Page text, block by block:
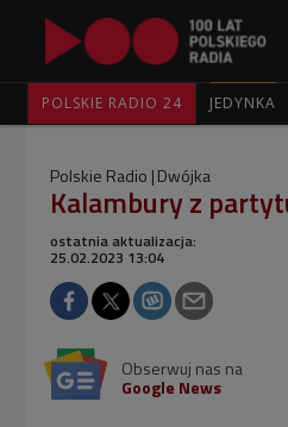
POLSKIE RADIO 24 JEDYNKA
Polskie Radio Dwójka
Kalambury z
ostatnia aktualizacja:
25.02.2023 13:04
Obserwuj nas na
Google News